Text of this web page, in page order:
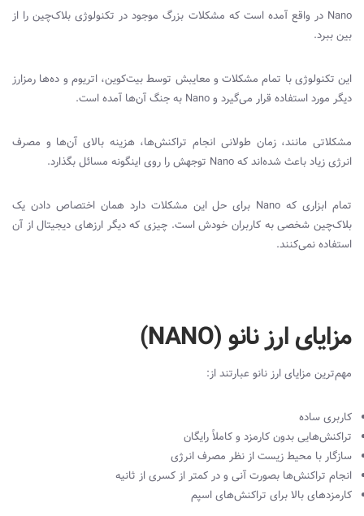
Nano در واقع آمده است که مشکلات بزرگ موجود در تکنولوژی بلاک‌چین را از
بین ببرد.
این تکنولوژی با تمام مشکلات و معایبش توسط بیت‌کوین، اتریوم و ده‌ها رمزارز
دیگر مورد استفاده قرار می‌گیرد و Nano به جنگ آن‌ها آمده است.
مشکلاتی مانند، زمان طولانی انجام تراکنش‌ها، هزینه بالای آن‌ها و مصرف
انرژی زیاد باعث شده‌اند که Nano توجهش را روی اینگونه مسائل بگذارد.
تمام ابزاری که Nano برای حل این مشکلات دارد همان اختصاص دادن یک
بلاک‌چین شخصی به کاربران خودش است. چیزی که دیگر ارزهای دیجیتال از آن
استفاده نمی‌کنند.
مزایای ارز نانو (NANO)
مهم‌ترین مزایای ارز نانو عبارتند از:
کاربری ساده
تراکنش‌هایی بدون کارمزد و کاملاً رایگان
سازگار با محیط زیست از نظر مصرف انرژی
انجام تراکنش‌‌ها بصورت آنی و در کمتر از کسری از ثانیه
کارمزد‌های بالا برای تراکنش‌‌های اسپم